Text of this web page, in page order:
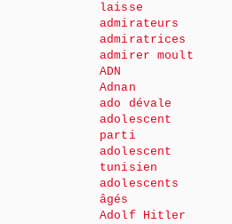
laisse
admirateurs
admiratrices
admirer moult
ADN
Adnan
ado dévale
adolescent
parti
adolescent
tunisien
adolescents
âgés
Adolf Hitler